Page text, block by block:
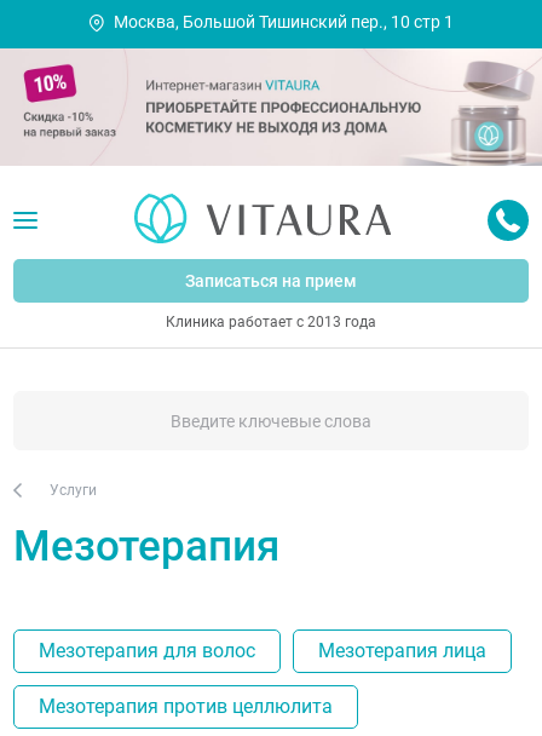
Москва, Большой Тишинский пер., 10 стр 1
Записаться на прием
Клиника работает с 2013 года
Услуги
Мезотерапия
Мезотерапия для волос Мезотерапия лица
Мезотерапия против целлюлита